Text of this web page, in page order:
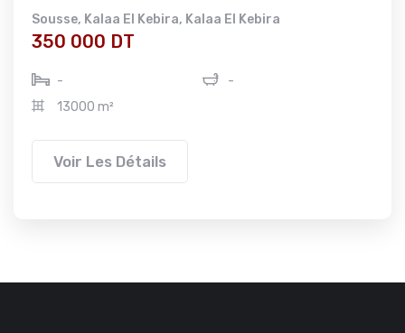
Sousse, Kalaa El Kebira, Kalaa El Kebira
350 000 DT
-
-
13000 m²
Voir Les Détails